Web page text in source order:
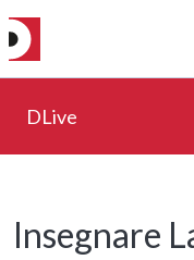
DLive
Insegnare